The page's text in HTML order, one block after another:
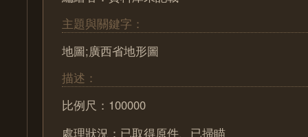
主題與關鍵字：
地圖;廣西省地形圖
描述：
比例尺：100000
處理狀況：已取得原件、已掃瞄